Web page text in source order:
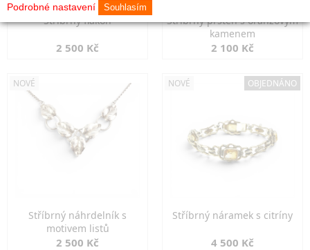
Stříbrný flakon
2 500 Kč
Stříbrný prsten s oranžovým
kamenem
2 100 Kč
NOVÉ
Stříbrný náhrdelník s
motivem listů
2 500 Kč
NOVÉ OBJEDNÁNO
Stříbrný náramek s citríny
4 500 Kč
Podrobné nastavení Souhlasím